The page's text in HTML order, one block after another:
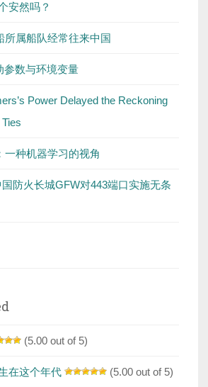
安然吗？
所属船队经常往来中国
参数与环境变量
Power Delayed the Reckoning
一种机器学习的视角
防火长城GFW对443端口实施无条
(5.00 out of 5)
在这个年代 (5.00 out of 5)